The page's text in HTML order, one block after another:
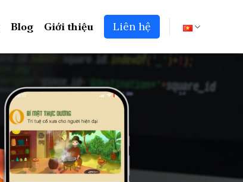
Blog Giới thiệu Liên hệ